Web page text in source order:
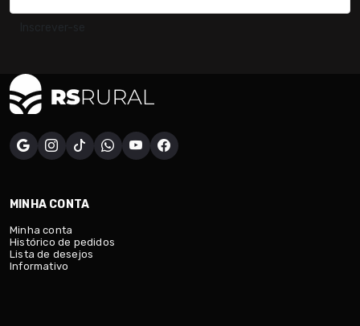
MINHA CONTA
Minha conta
Histórico de pedidos
Lista de desejos
Informativo